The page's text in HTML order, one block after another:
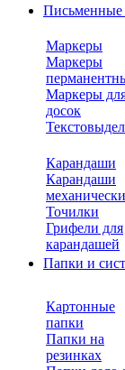
Письменные
Маркеры
Маркеры
Маркеры
досок
Карандаши
Карандаши
Точилки
Грифели для
карандашей
Папки и
Картонные
папки
Папки на
резинках